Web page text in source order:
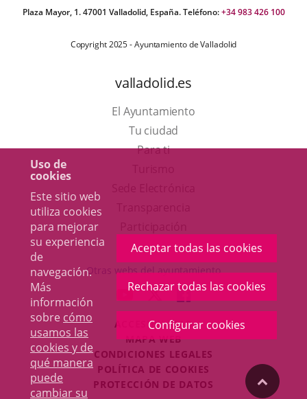
Uso de
cookies
Este sitio web
utiliza cookies
para mejorar
su experiencia
de
navegación.
Más
información
sobre cómo
usamos las
cookies y de
qué manera
puede
cambiar su
Aceptar todas las cookies
Rechazar todas las cookies
Configurar cookies
Plaza Mayor, 1. 47001 Valladolid, España. Teléfono:+34 983 426 100
Copyright 2025 - Ayuntamiento de Valladolid
valladolid.es
El Ayuntamiento
Tu ciudad
Para ti
en
una
ventana
nueva.
aplicación
externa.
Otras webs del ayuntamiento
ENLACE
A
UNA
APLICACIÓN
EXTERNA.
ENLACE
A
UNA
APLICACIÓN
EXTERNA.
ENLACE
A
UNA
EXTERNA.
ACCESIBILIDAD
MAPA WEB
CONDICIONES LEGALES
POLÍTICA DE COOKIES
PROTECCIÓN DE DATOS
"Volver